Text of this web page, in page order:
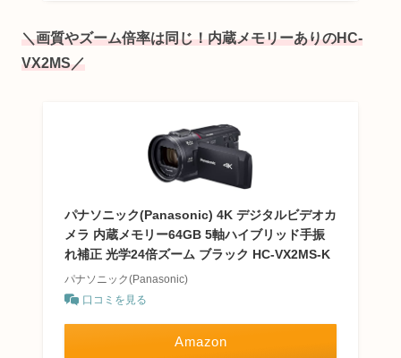
＼画質やズーム倍率は同じ！内蔵メモリーありのHC-
VX2MS／
パナソニック(Panasonic) 4K デジタルビデオカ
メラ 内蔵メモリー64GB 5軸ハイブリッド手振
れ補正 光学24倍ズーム ブラック HC-VX2MS-K
パナソニック(Panasonic)
口コミを見る
Amazon